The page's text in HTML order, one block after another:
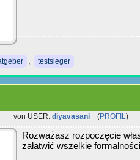
testsieger
von USER: diyavasani (PROFIL)
Rozważasz rozpoczęcie
załatwić wszelkie